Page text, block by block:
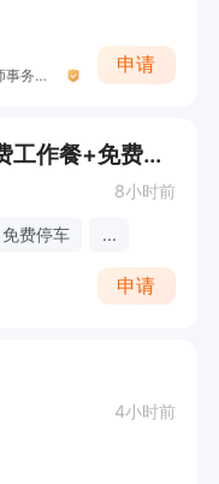
广东省佛山市顺德区金鼎兆丰税务师事务所有限公司
申请
内外账会计【五险一金+免费工作餐+免费停车+全勤福利+房补+节日慰问】【欢迎直接电话咨询！】
8小时前
免费停车 ...
申请
4小时前